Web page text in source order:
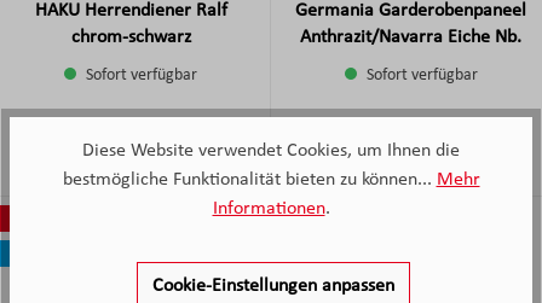
HAKU Herrendiener Ralf
chrom-schwarz
Sofort verfügbar
Verkaufspreis:
Regulärer Preis:
93,-€ Verkaufspreis:
79,-€
Germania Garderobenpaneel
Anthrazit/Navarra Eiche Nb.
Sofort verfügbar
Verkaufspreis:
Regulärer Preis:
192,-€ 115,-
36%
Diese Website verwendet Cookies, um Ihnen die
bestmögliche Funktionalität bieten zu können... Mehr
Informationen.
Cookie-Einstellungen anpassen